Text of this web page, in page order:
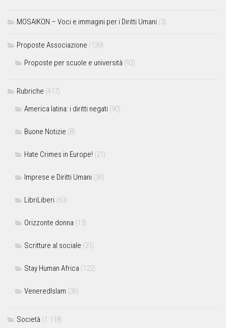
MOSAIKON – Voci e immagini per i Diritti Umani (3)
Proposte Associazione (139)
Proposte per scuole e università (92)
Rubriche (417)
America latina: i diritti negati (90)
Buone Notizie (8)
Hate Crimes in Europe! (21)
Imprese e Diritti Umani (34)
LibriLiberi (60)
Orizzonte donna (13)
Scritture al sociale (31)
Stay Human Africa (122)
VeneredIslam (36)
Società (1.118)